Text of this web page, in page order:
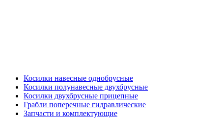
Косилки навесные однобрусные
Косилки полунавесные двухбрусные
Косилки двухбрусные прицепные
Грабли поперечные гидравлические
Запчасти и комплектующие